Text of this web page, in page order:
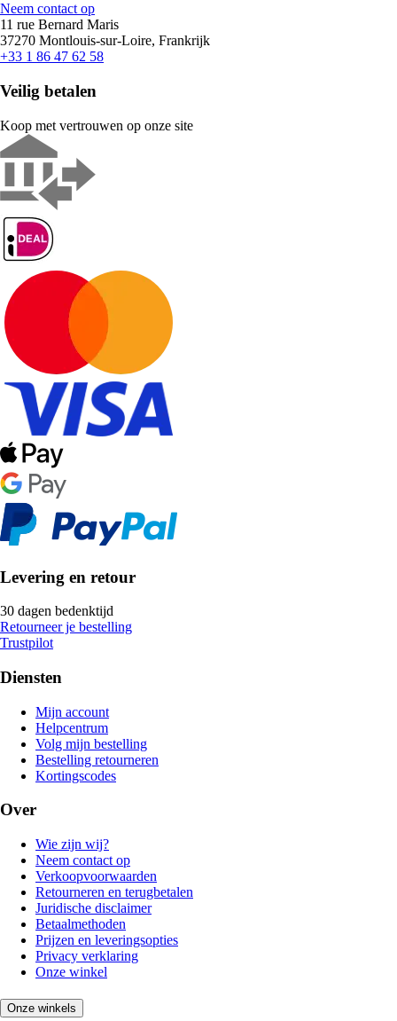
Neem contact op
11 rue Bernard Maris
37270 Montlouis-sur-Loire, Frankrijk
+33 1 86 47 62 58
Veilig betalen
Koop met vertrouwen op onze site
Levering en retour
30 dagen bedenktijd
Retourneer je bestelling
Trustpilot
Diensten
Mijn account
Helpcentrum
Volg mijn bestelling
Bestelling retourneren
Kortingscodes
Over
Wie zijn wij?
Neem contact op
Verkoopvoorwaarden
Retourneren en terugbetalen
Juridische disclaimer
Betaalmethoden
Prijzen en leveringsopties
Privacy verklaring
Onze winkel
Onze winkels